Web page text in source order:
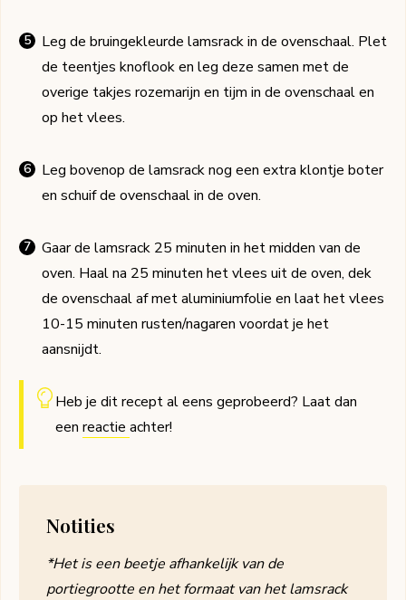
Leg de bruingekleurde lamsrack in de ovenschaal. Plet
de teentjes knoflook en leg deze samen met de
overige takjes rozemarijn en tijm in de ovenschaal en
op het vlees.
Leg bovenop de lamsrack nog een extra klontje boter
en schuif de ovenschaal in de oven.
Gaar de lamsrack 25 minuten in het midden van de
oven. Haal na 25 minuten het vlees uit de oven, dek
de ovenschaal af met aluminiumfolie en laat het vlees
10-15 minuten rusten/nagaren voordat je het
aansnijdt.
Heb je dit recept al eens geprobeerd? Laat dan
een reactie achter!
Notities
*Het is een beetje afhankelijk van de
portiegrootte en het formaat van het lamsrack